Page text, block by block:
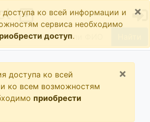
доступа ко всей информации и
сервиса необходимо
доступ.
×
доступа ко всей
ко всем возможностям
приобрести
×